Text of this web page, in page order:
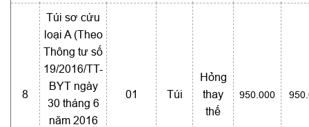
8
Túi sơ cứu
loại A (Theo
Thông tư số
19/2016/TT-
BYT ngày
30 tháng 6
năm 2016
01 Túi
Hỏng
thay
thế
950.000